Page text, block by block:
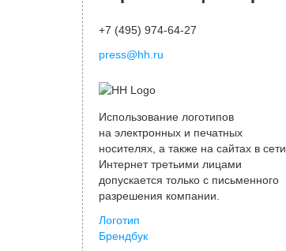
+7 (495) 974-64-27
press@hh.ru
Использование логотипов
на электронных и печатных
носителях, а также на сайтах в сети
Интернет третьими лицами
допускается только с письменного
разрешения компании.
Логотип
Брендбук